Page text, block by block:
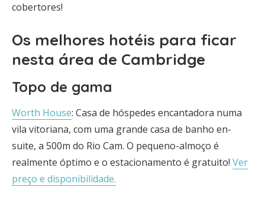
cobertores!
Os melhores hotéis para ficar
nesta área de Cambridge
Topo de gama
Worth House: Casa de hóspedes encantadora numa
vila vitoriana, com uma grande casa de banho en-
suite, a 500m do Rio Cam. O pequeno-almoço é
realmente óptimo e o estacionamento é gratuito! Ver
preço e disponibilidade.